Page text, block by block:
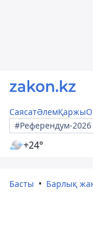
СаясатӘлемҚаржы
#Референдум-2026
+24°
Басты Барлық